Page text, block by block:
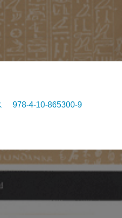
978-4-10-865300-9